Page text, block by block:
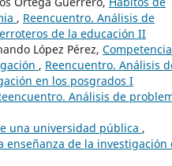
, Reencuentro. Análisis de
de la educación II
López Pérez,
, Reencuentro. Análisis
en los posgrados I
Análisis de
una universidad pública ,
enseñanza de la investigación